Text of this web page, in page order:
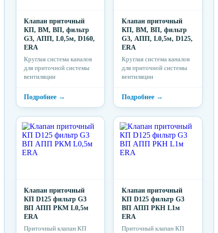
Клапан приточный
КП, ВМ, ВП, фильтр
G3, АПП, L0,5м, D160,
ERA
Круглая система каналов
для приточной системы
вентиляции
Клапан приточный
КП, ВМ, ВП, фильтр
G3, АПП, L0,5м, D125,
ERA
Круглая система каналов
для приточной системы
вентиляции
Клапан приточный
КП D125 фильтр G3
ВП АПП РКМ L0,5м
ERA
Приточный клапан КП
Клапан приточный
КП D125 фильтр G3
ВП АПП РКН L1м
ERA
Приточный клапан КП